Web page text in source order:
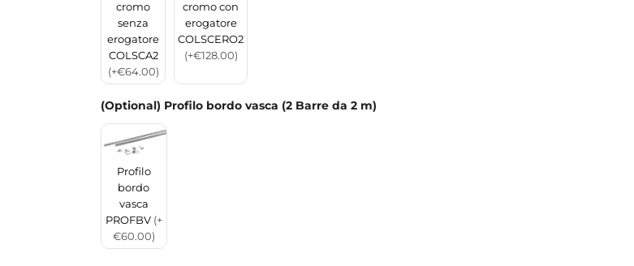
cromo
senza
erogatore
COLSCA2
(+€64.00)
cromo con
erogatore
COLSCERO2
(+€128.00)
(Optional) Profilo bordo vasca (2 Barre da 2 m)
Profilo
bordo
vasca
PROFBV (+
€60.00)